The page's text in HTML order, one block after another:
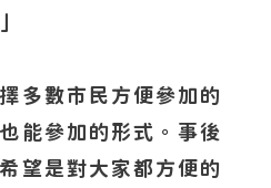
多數市民方便參加的
能參加的形式。事後
望是對大家都方便的